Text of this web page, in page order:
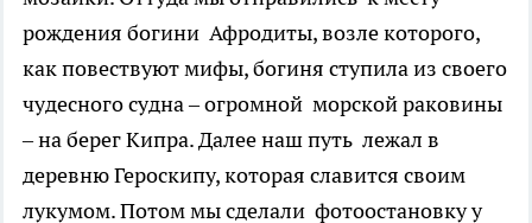
рождения богини Афродиты, возле которого,
как повествуют мифы, богиня ступила из своего
чудесного судна – огромной морской раковины
– на берег Кипра. Далее наш путь лежал в
деревню Героскипу, которая славится своим
лукумом. Потом мы сделали фотоостановку у